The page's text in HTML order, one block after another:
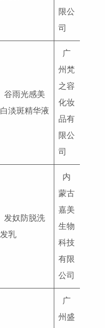
限公
司
谷雨光感美
白淡斑精华液
广
州梵
之容
化妆
品有
限公
司
发奴防脱洗
发乳
内
蒙古
嘉美
生物
科技
有限
公司
广
州盛